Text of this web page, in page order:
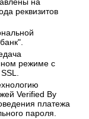
на
реквизитов
режиме с
Verified By
платежа
пароля.